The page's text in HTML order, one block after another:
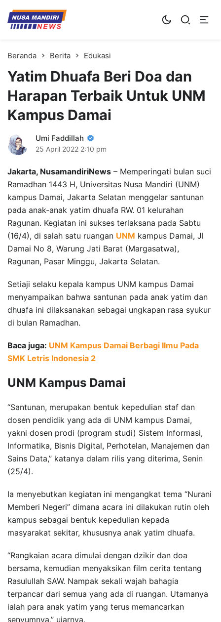
Kampus Digital Bisnis
Universitas Nusa Mandiri
Beranda Berita Edukasi
Yatim Dhuafa Beri Doa dan
Harapan Terbaik Untuk UNM
Kampus Damai
Umi Faddillah
25 April 2022 2:10 pm
Jakarta, NusamandiriNews – Memperingati bulan suci
Ramadhan 1443 H, Universitas Nusa Mandiri (UNM)
kampus Damai, Jakarta Selatan menggelar santunan
pada anak-anak yatim dhuafa RW. 01 kelurahan
Ragunan. Kegiatan ini sukses terlaksana pada Sabtu
(16/4), di salah satu ruangan UNM kampus Damai, Jl
Damai No 8, Warung Jati Barat (Margasatwa),
Ragunan, Pasar Minggu, Jakarta Selatan.
Setiaji selaku kepala kampus UNM kampus Damai
menyampaikan bahwa santunan pada anak yatim dan
dhuafa ini dilaksanakan sebagai ungkapan rasa syukur
di bulan Ramadhan.
Baca juga: UNM Kampus Damai Berbagi Ilmu Pada
SMK Letris Indonesia 2
UNM Kampus Damai
“Santunan, merupakan bentuk kepedulian staf dan
dosen pendidik yang ada di UNM kampus Damai,
yakni dosen prodi (program studi) Sistem Informasi,
Informatika, Bisnis Digital, Perhotelan, Manajemen dan
Sains Data,” katanya dalam rilis yang diterima, Senin
(25/4).
Ia menyebutkan kegiatan ini mengangkat tema “Nurani
Memberi Negeri” dimana acara ini dilakukan rutin oleh
kampus sebagai bentuk kepedulian kepada
masyarakat sekitar, khususnya anak yatim dhuafa.
“Rangkaian acara dimulai dengan dzikir dan doa
bersama, kemudian menyaksikan film cerita tentang
Rasulullah SAW. Nampak sekali wajah bahagia
terpancar dari semua yang ada di ruangan. Utamanya
ialah para anak yatim yang terus memancarkan
senyumnya,” ujarnya.